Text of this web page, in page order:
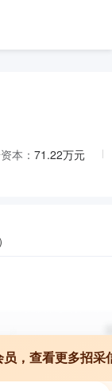
本： 71.22万元
员，查看更多招采